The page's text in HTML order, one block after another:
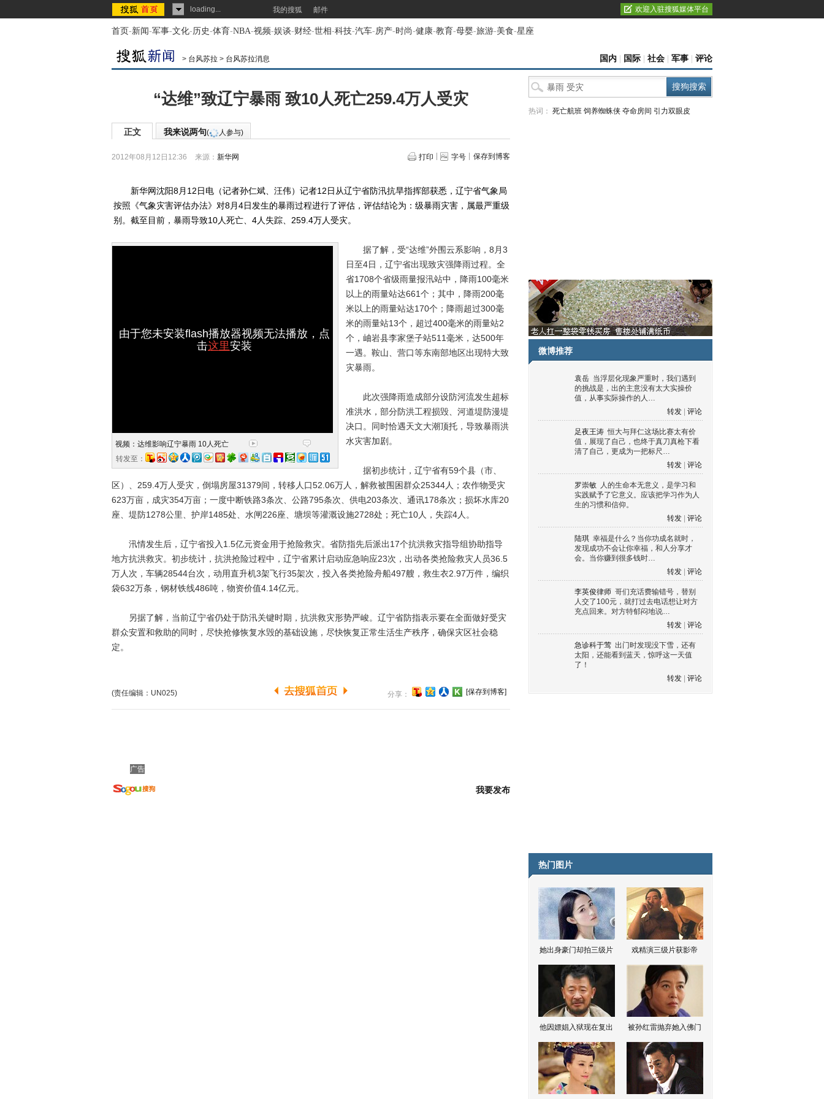
loading... 我的搜狐 邮件 欢迎入驻搜狐媒体平台
首页-新闻-军事-文化-历史-体育-NBA-视频-娱谈-财经-世相-科技-汽车-房产-时尚-健康-教育-母婴-旅游-美食-星座
> 台风苏拉 > 台风苏拉消息 国内 国际 社会 军事 评论
“达维”致辽宁暴雨 致10人死亡259.4万人受灾
正文 我来说两句( 人参与)
2012年08月12日12:36 来源： 新华网 打印 字号 保存到博客
新华网沈阳8月12日电（记者孙仁斌、汪伟）记者12日从辽宁省防汛抗旱指挥部获悉，辽宁省气象局
按照《气象灾害评估办法》对8月4日发生的暴雨过程进行了评估，评估结论为：级暴雨灾害，属最严重级
别。截至目前，暴雨导致10人死亡、4人失踪、259.4万人受灾。
由于您未安装flash播放器视频无法播放，点
击这里安装
视频：达维影响辽宁暴雨 10人死亡
转发至：
据了解，受“达维”外围云系影响，8月3
日至4日，辽宁省出现致灾强降雨过程。全
省1708个省级雨量报汛站中，降雨100毫米
以上的雨量站达661个；其中，降雨200毫
米以上的雨量站达170个；降雨超过300毫
米的雨量站13个，超过400毫米的雨量站2
个，岫岩县李家堡子站511毫米，达500年
一遇。鞍山、营口等东南部地区出现特大致
灾暴雨。
此次强降雨造成部分设防河流发生超标
准洪水，部分防洪工程损毁、河道堤防漫堤
决口。同时恰遇天文大潮顶托，导致暴雨洪
水灾害加剧。
据初步统计，辽宁省有59个县（市、
区）、259.4万人受灾，倒塌房屋31379间，转移人口52.06万人，解救被围困群众25344人；农作物受灾
623万亩，成灾354万亩；一度中断铁路3条次、公路795条次、供电203条次、通讯178条次；损坏水库20
座、堤防1278公里、护岸1485处、水闸226座、塘坝等灌溉设施2728处；死亡10人，失踪4人。
汛情发生后，辽宁省投入1.5亿元资金用于抢险救灾。省防指先后派出17个抗洪救灾指导组协助指导
地方抗洪救灾。初步统计，抗洪抢险过程中，辽宁省累计启动应急响应23次，出动各类抢险救灾人员36.5
万人次，车辆28544台次，动用直升机3架飞行35架次，投入各类抢险舟船497艘，救生衣2.97万件，编织
袋632万条，钢材铁线486吨，物资价值4.14亿元。
另据了解，当前辽宁省仍处于防汛关键时期，抗洪救灾形势严峻。辽宁省防指表示要在全面做好受灾
群众安置和救助的同时，尽快抢修恢复水毁的基础设施，尽快恢复正常生活生产秩序，确保灾区社会稳
定。
(责任编辑：UN025) 分享： [保存到博客]
广告
我要发布
热词： 死亡航班 饲养蜘蛛侠 夺命房间 引力双眼皮
微博推荐
袁岳 当浮层化现象严重时，我们遇到
的挑战是，出的主意没有太大实操价
值，从事实际操作的人…
转发
评论
足夜王涛 恒大与拜仁这场比赛太有价
值，展现了自己，也终于真刀真枪下看
清了自己，更成为一把标尺…
转发
评论
罗崇敏 人的生命本无意义，是学习和
实践赋予了它意义。应该把学习作为人
生的习惯和信仰。
转发
评论
陆琪 幸福是什么？当你功成名就时，
发现成功不会让你幸福，和人分享才
会。当你赚到很多钱时…
转发
评论
李英俊律师 哥们充话费输错号，替别
人交了100元，就打过去电话想让对方
充点回来。对方特郁闷地说…
转发
评论
急诊科于莺 出门时发现没下雪，还有
太阳，还能看到蓝天，惊呼这一天值
了！
转发
评论
热门图片
她出身豪门却拍三级片 戏精演三级片获影帝
他因嫖娼入狱现在复出 被孙红雷抛弃她入佛门